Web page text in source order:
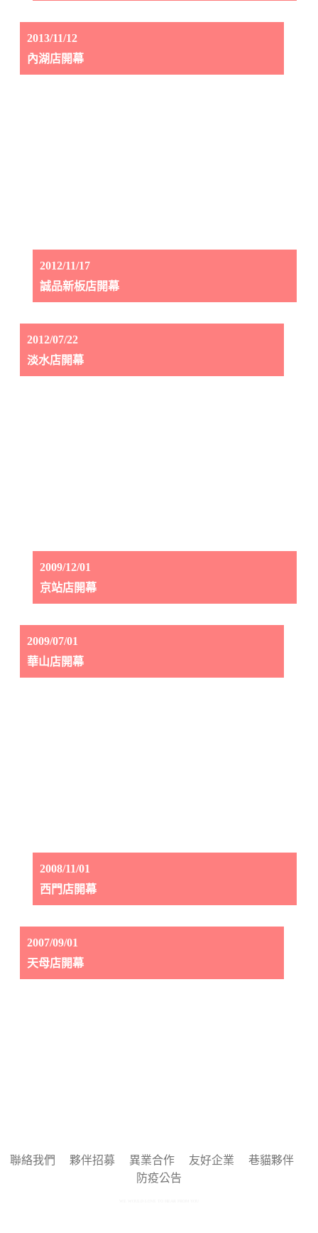
2013/11/12
內湖店開幕
2012/11/17
誠品新板店開幕
2012/07/22
淡水店開幕
2009/12/01
京站店開幕
2009/07/01
華山店開幕
2008/11/01
西門店開幕
2007/09/01
天母店開幕
聯絡我們 夥伴招募 異業合作 友好企業
巷貓夥伴
防疫公告